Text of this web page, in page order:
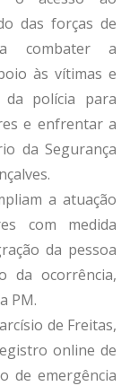
das forças de
combater a
às vítimas e
polícia para
e enfrentar a
da Segurança
a atuação
com medida
da pessoa
da ocorrência,
PM.
de Freitas,
online de
de emergência